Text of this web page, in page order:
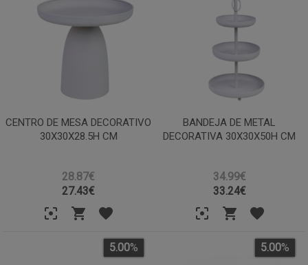
CENTRO DE MESA DECORATIVO
30X30X28.5H CM
28.87€
27.43€
BANDEJA DE METAL
DECORATIVA 30X30X50H CM
34.99€
33.24€
5.00% 5.00%